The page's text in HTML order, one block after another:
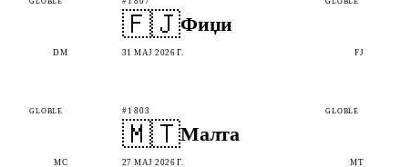
DM
🇫🇯Фиџи
31 МАЈ 2026 Г. FJ
GLOBLE
MC
#1803 GLOBLE
🇲🇹Малта
27 МАЈ 2026 Г. MT